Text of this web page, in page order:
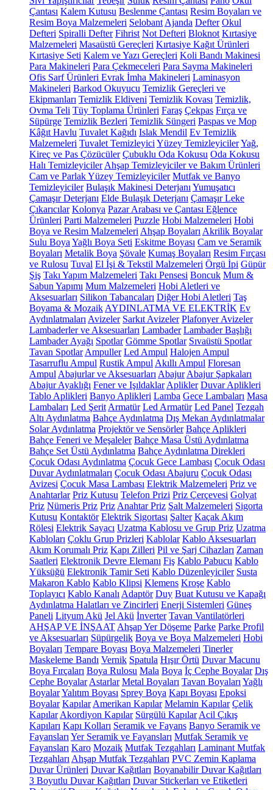
Çantası Kalem Kutusu Beslenme Çantası Resim Boyaları ve
Resim Boya Malzemeleri Selobant Ajanda Defter Okul
Defteri Spiralli Defter Fihrist Not Defteri Bloknot Kırtasiye
Malzemeleri Masaüstü Gereçleri Kırtasiye Kağıt Ürünleri
Kırtasiye Seti Kalem ve Yazı Gereçleri Koli Bandı Makinesi
Para Makineleri Para Çekmeceleri Para Sayma Makineleri
Ofis Sarf Ürünleri Evrak İmha Makineleri Laminasyon
Makineleri Barkod Okuyucu Temizlik Gereçleri ve
Ekipmanları Temizlik Eldiveni Temizlik Kovası Temizlik,
Ovma Teli Tüy Toplama Ürünleri Faraş Çekpas Fırça ve
Süpürge Temizlik Bezleri Temizlik Süngeri Paspas ve Mop
Kâğıt Havlu Tuvalet Kağıdı Islak Mendil Ev Temizlik
Malzemeleri Tuvalet Temizleyici Yüzey TemizleyicilerYağ,
Kireç ve Pas Çözücüler Çubuklu Oda Kokusu Oda Kokusu
Halı Temizleyiciler Ahşap Temizleyiciler ve Bakım Ürünleri
Cam ve Parlak Yüzey Temizleyiciler Mutfak ve Banyo
Temizleyiciler Bulaşık Makinesi Deterjanı Yumuşatıcı
Çamaşır Deterjanı Elde Bulaşık Deterjanı Çamaşır Leke
Çıkarıcılar Kolonya Pazar Arabası ve Çantası Eğlence
Ürünleri Parti Malzemeleri Puzzle Hobi Malzemeleri Hobi
Boya ve Resim Malzemeleri Ahşap Boyaları Akrilik Boyalar
Sulu Boya Yağlı Boya Seti Eskitme Boyası Cam ve Seramik
Boyaları Metalik Boya Şövale Kumaş Boyaları Resim Fırçası
ve Rulosu Tuval El İşi & Tekstil Malzemeleri Örgü İpi Güpür
Şiş Takı Yapım Malzemeleri Takı Pensesi Boncuk Mum &
Sabun Yapımı Mum Malzemeleri Hobi Aletleri ve
Aksesuarları Silikon Tabancaları Diğer Hobi Aletleri Taş
Boyama & Mozaik AYDINLATMA VE ELEKTRİK Ev
Aydınlatmaları Avizeler Sarkıt Avizeler Plafonyer Avizeler
Lambaderler ve Aksesuarları Lambader Lambader Başlığı
Lambader Ayağı Spotlar Gömme Spotlar Sıvaüstü Spotlar
Tavan Spotlar Ampuller Led Ampul Halojen Ampul
Tasarruflu Ampul Rustik Ampul Akıllı Ampul Floresan
Ampul Abajurlar ve Aksesuarları Abajur Abajur Şapkaları
Abajur Ayaklığı Fener ve Işıldaklar Aplikler Duvar Aplikleri
Tablo Aplikleri Banyo Aplikleri Lamba Gece Lambaları Masa
Lambaları Led Şerit Armatür Led Armatür Led Panel Tezgah
Altı Aydınlatma Bahçe Aydınlatma Dış Mekan Aydınlatmalar
Solar Aydınlatma Projektör ve Sensörler Bahçe Aplikleri
Bahçe Feneri ve Meşaleler Bahçe Masa Üstü Aydınlatma
Bahçe Set Üstü Aydınlatma Bahçe Aydınlatma Direkleri
Çocuk Odası Aydınlatma Çocuk Gece Lambası Çocuk Odası
Duvar Aydınlatmaları Çocuk Odası Abajuru Çocuk Odası
Avizesi Çocuk Masa Lambası Elektrik Malzemeleri Priz ve
Anahtarlar Priz Kutusu Telefon Prizi Priz Çerçevesi Golyat
Priz Nümeris Priz Priz Anahtar Priz Şalt Malzemeleri Sigorta
Kutusu Kontaktör Elektrik Sigortası Şalter Kaçak Akım
Rölesi Elektrik Sayacı Uzatma Kablosu ve Grup Priz Uzatma
Kabloları Çoklu Grup Prizleri Kablolar Kablo Aksesuarları
Akım Korumalı Priz Kapı Zilleri Pil ve Şarj Cihazları Zaman
Saatleri Elektronik Devre Elemanı Fiş Kablo Pabucu Kablo
Yüksüğü Elektronik Tamir Seti Kablo Düzenleyiciler Susta
Makaron Kablo Kablo Klipsi Klemens Kroşe Kablo
Toplayıcı Kablo Kanalı Adaptör Duy Buat Kutusu ve Kapağı
Aydınlatma Halatları ve Zincirleri Enerji Sistemleri Güneş
Paneli Lityum Akü Jel Akü İnverter Tavan Vantilatörleri
AHŞAP VE İNŞAAT Ahşap Yer Döşeme Parke Parke Profil
ve Aksesuarları Süpürgelik Boya ve Boya Malzemeleri Hobi
Boyaları Tempare Boyası Boya Malzemeleri Tinerler
Maskeleme Bandı Vernik Spatula Hışır Örtü Duvar Macunu
Boya Fırçaları Boya Rulosu Mala Boya İç Cephe Boyalar Dış
Cephe Boyalar Astarlar Metal Boyaları Tavan Boyaları Yağlı
BoyalarYalıtım Boyası Sprey Boya Kapı Boyası Epoksi
Boyalar Kapılar Amerikan Kapılar Melamin Kapılar Çelik
Kapılar Akordiyon Kapılar Sürgülü Kapılar Acil Çıkış
Kapıları Kapı Kolları Seramik ve Fayans Banyo Seramik ve
Fayansları Yer Seramik ve Fayansları Mutfak Seramik ve
Fayansları Karo Mozaik Mutfak Tezgahları Laminant Mutfak
Tezgahları Ahşap Mutfak Tezgahları PVC Zemin Kaplama
Duvar Ürünleri Duvar Kağıtları Boyanabilir Duvar Kağıtları
3 Boyutlu Duvar Kağıtları Duvar Stickerları ve Etiketleri